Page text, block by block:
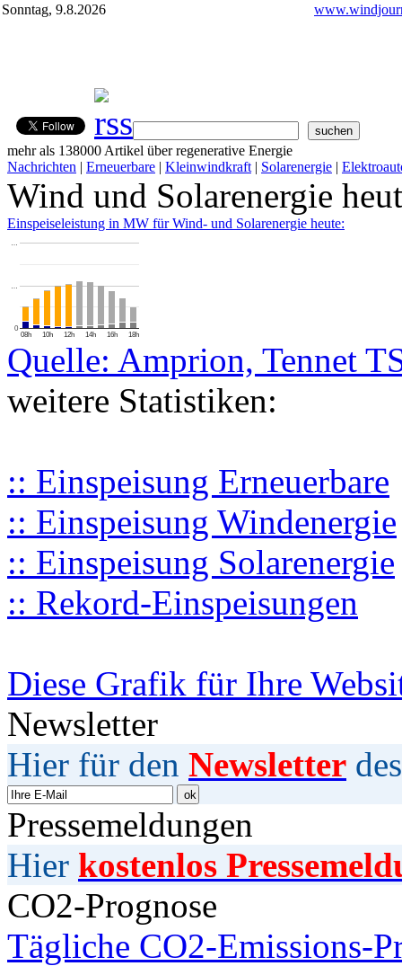
Sonntag, 9.8.2026
mehr als 138000 Artikel über regenerative Energie
Nachrichten | Erneuerbare | Kleinwindkraft | Solarenergie |
Wind und Solarenergie
Einspeiseleistung in MW für Wind- und Solarenergie heute:
08h 10h 12h 14h 16h 18h
0
…
…
Quelle: Amprion, Tennet
weitere Statistiken:
:: Einspeisung Erneuerbare
:: Einspeisung Windenergie
:: Einspeisung Solarenergie
:: Rekord-Einspeisungen
Diese Grafik für Ihre
Newsletter
Hier für den Newsletter
Pressemeldungen
Hier kostenlos
CO2-Prognose
Tägliche CO2-Emissions-